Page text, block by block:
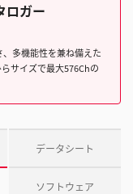
ロガー
多機能性を兼ね備えた
サイズで最大576Chの
データシート
ソフトウェア